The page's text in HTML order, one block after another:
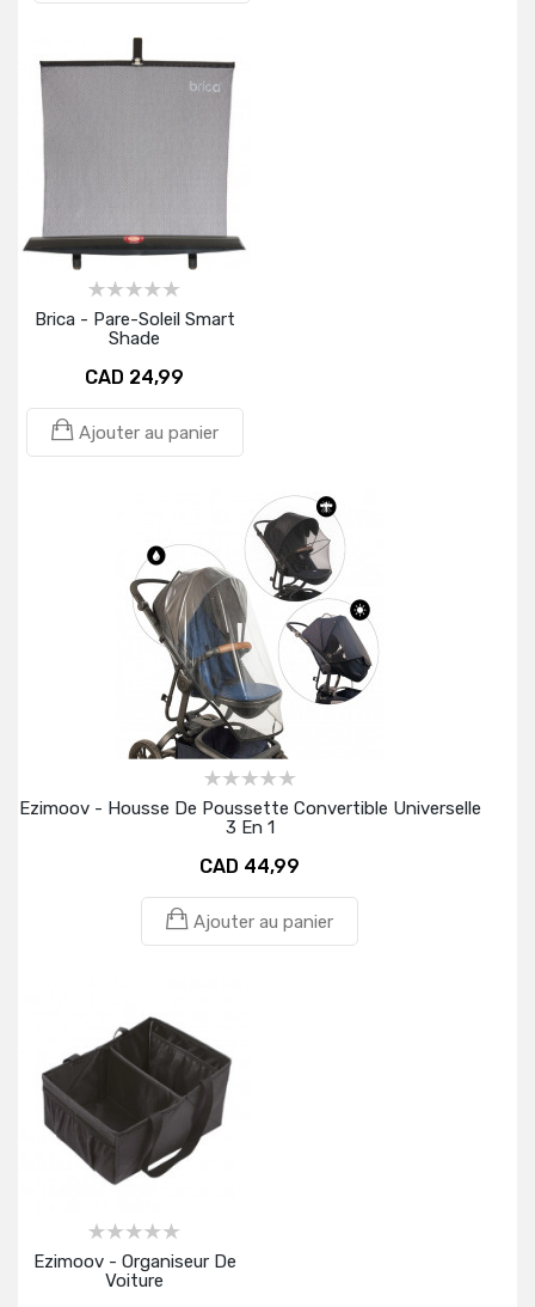
Brica - Pare-Soleil Smart
Shade
CAD 24,99
Ajouter au panier
Ezimoov - Housse De Poussette Convertible Universelle
3 En 1
CAD 44,99
Ajouter au panier
Ezimoov - Organiseur De
Voiture